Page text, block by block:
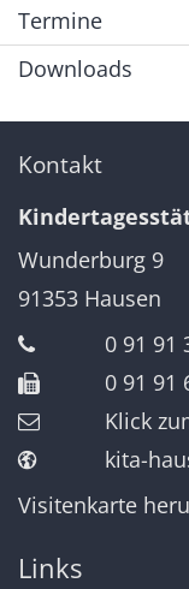
Termine
Downloads
Kontakt
Wunderburg 9
91353 Hausen
0 91 91
0 91 91
Klick
kita-
Visitenkarte
Links